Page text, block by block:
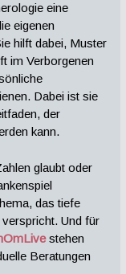
eine
eigenen
hilft dabei, Muster
im Verborgenen
Dabei ist sie
der
kann.
glaubt oder
das tiefe
Und für
stehen
Beratungen